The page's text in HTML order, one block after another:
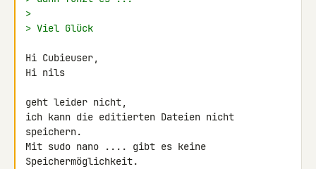
>
> Viel Glück
Hi Cubieuser,
Hi nils
geht leider nicht,
ich kann die editierten Dateien nicht
speichern.
Mit sudo nano .... gibt es keine
Speichermöglichkeit.